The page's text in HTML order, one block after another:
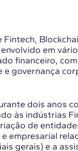
em
financeiro,
governança
dois anos
às indústrias
de
empresarial
gerais) e a